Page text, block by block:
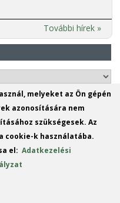
További hírek »
FR SA
1
2
7 8
melyeket az Ön gépén
azonosítására nem
szükségesek. Az
cookie-k használatába.
el:Adatkezelési